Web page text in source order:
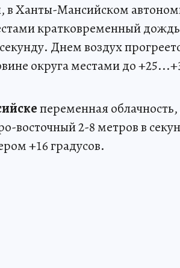
в Ханты-Мансийском
кратковременный
Днем воздух
округа местами до
переменная
восточный 2-8 метров в
+16 градусов.